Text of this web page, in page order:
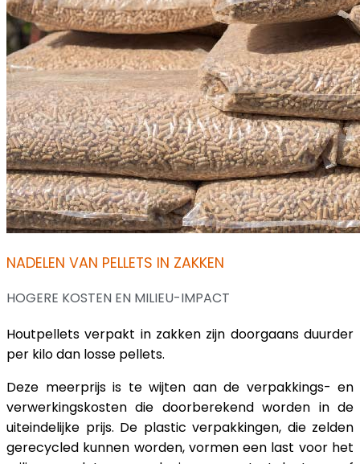
NADELEN VAN PELLETS IN ZAKKEN
HOGERE KOSTEN EN MILIEU-IMPACT
Houtpellets verpakt in zakken zijn doorgaans duurder
per kilo dan losse pellets.
Deze meerprijs is te wijten aan de verpakkings- en
verwerkingskosten die doorberekend worden in de
uiteindelijke prijs. De plastic verpakkingen, die zelden
gerecycled kunnen worden, vormen een last voor het